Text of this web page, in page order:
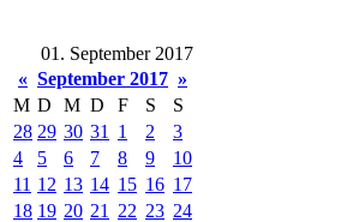
01. September 2017
« September 2017 »
M D M D F S
S
28 29 30 31 1 2
3
4
5 6 7 8 9
10
11 12 13 14 15 16 17
18 19 20 21 22 23 24